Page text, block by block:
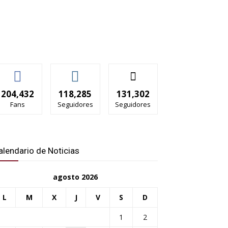
204,432
Fans
118,285
Seguidores
131,302
Seguidores
de Noticias
agosto 2026
L M X J V S D
1 2